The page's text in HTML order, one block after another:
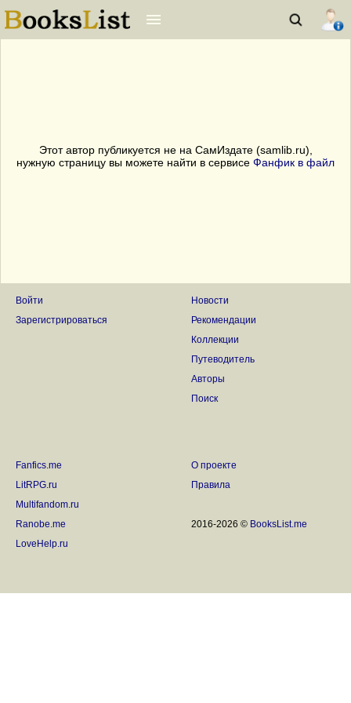
Этот автор публикуется не на СамИздате (samlib.ru),
нужную страницу вы можете найти в сервисе Фанфик в файл
Войти
Зарегистрироваться
Новости
Рекомендации
Коллекции
Путеводитель
Авторы
Поиск
Fanfics.me
LitRPG.ru
Multifandom.ru
Ranobe.me
LoveHelp.ru
О проекте
Правила
2016-2026 © BooksList.me